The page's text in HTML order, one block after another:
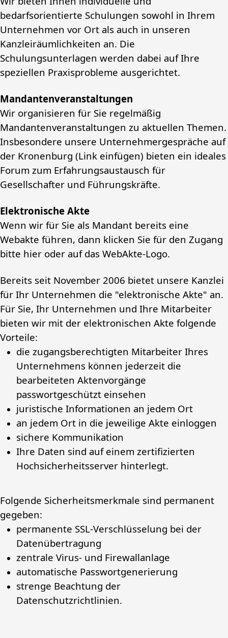
bedarfsorientierte Schulungen sowohl in Ihrem
Unternehmen vor Ort als auch in unseren
Kanzleiräumlichkeiten an. Die
Schulungsunterlagen werden dabei auf Ihre
speziellen Praxisprobleme ausgerichtet.
Mandantenveranstaltungen
Wir organisieren für Sie regelmäßig
Mandantenveranstaltungen zu aktuellen Themen.
Insbesondere unsere Unternehmergespräche auf
der Kronenburg (Link einfügen) bieten ein ideales
Forum zum Erfahrungsaustausch für
Gesellschafter und Führungskräfte.
Elektronische Akte
Wenn wir für Sie als Mandant bereits eine
Webakte führen, dann klicken Sie für den Zugang
bitte hier oder auf das WebAkte-Logo.
Bereits seit November 2006 bietet unsere Kanzlei
für Ihr Unternehmen die "elektronische Akte" an.
Für Sie, Ihr Unternehmen und Ihre Mitarbeiter
bieten wir mit der elektronischen Akte folgende
Vorteile:
die zugangsberechtigten Mitarbeiter Ihres
Unternehmens können jederzeit die
bearbeiteten Aktenvorgänge
passwortgeschützt einsehen
juristische Informationen an jedem Ort
an jedem Ort in die jeweilige Akte einloggen
sichere Kommunikation
Ihre Daten sind auf einem zertifizierten
Hochsicherheitsserver hinterlegt.
Folgende Sicherheitsmerkmale sind permanent
gegeben:
permanente SSL-Verschlüsselung bei der
Datenübertragung
zentrale Virus- und Firewallanlage
automatische Passwortgenerierung
strenge Beachtung der
Datenschutzrichtlinien.